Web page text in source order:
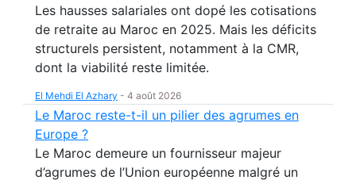
Les hausses salariales ont dopé les cotisations
de retraite au Maroc en 2025. Mais les déficits
structurels persistent, notamment à la CMR,
dont la viabilité reste limitée.
El Mehdi El Azhary - 4 août 2026
Le Maroc reste-t-il un pilier des agrumes en
Europe ?
Le Maroc demeure un fournisseur majeur
d’agrumes de l’Union européenne malgré un